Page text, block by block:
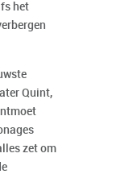
het
Quint,
zet om